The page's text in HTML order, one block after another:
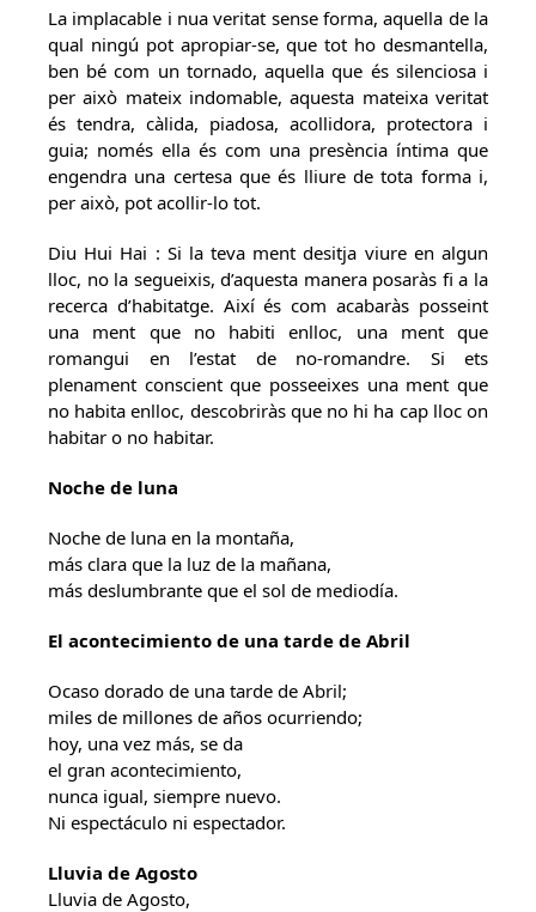
La implacable i nua veritat sense forma, aquella de la
qual ningú pot apropiar-se, que tot ho desmantella,
ben bé com un tornado, aquella que és silenciosa i
per això mateix indomable, aquesta mateixa veritat
és tendra, càlida, piadosa, acollidora, protectora i
guia; només ella és com una presència íntima que
engendra una certesa que és lliure de tota forma i,
per això, pot acollir-lo tot.
Diu Hui Hai : Si la teva ment desitja viure en algun
lloc, no la segueixis, d’aquesta manera posaràs fi a la
recerca d’habitatge. Així és com acabaràs posseint
una ment que no habiti enlloc, una ment que
romangui en l’estat de no-romandre. Si ets
plenament conscient que posseeixes una ment que
no habita enlloc, descobriràs que no hi ha cap lloc on
habitar o no habitar.
Noche de luna
Noche de luna en la montaña,
más clara que la luz de la mañana,
más deslumbrante que el sol de mediodía.
El acontecimiento de una tarde de Abril
Ocaso dorado de una tarde de Abril;
miles de millones de años ocurriendo;
hoy, una vez más, se da
el gran acontecimiento,
nunca igual, siempre nuevo.
Ni espectáculo ni espectador.
Lluvia de Agosto
Lluvia de Agosto,